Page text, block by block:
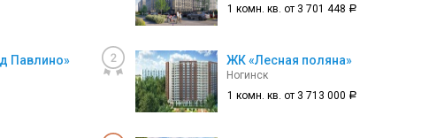
Павлино»
1 комн. кв. от 3 701 448 a
ЖК «Лесная поляна»
Ногинск
1 комн. кв. от 3 713 000 a